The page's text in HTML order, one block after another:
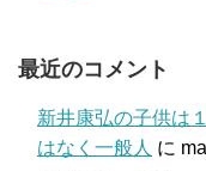
最近のコメント
新井康弘の子供は
はなく一般人 に